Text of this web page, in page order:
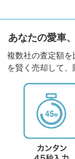
あなたの愛車
複数社の査定額
を賢く売却して